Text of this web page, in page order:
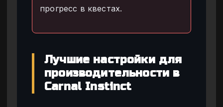
прогресс в квестах.
Лучшие настройки для
производительности в
Carnal Instinct